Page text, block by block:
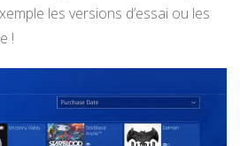
les versions d’essai ou les
!